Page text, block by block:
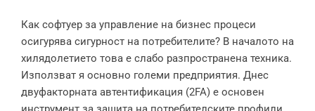
Как софтуер за управление на бизнес процеси
осигурява сигурност на потребителите? В началото на
хилядолетието това е слабо разпространена техника.
Използват я основно големи предприятия. Днес
двуфакторната автентификация (2FA) е основен